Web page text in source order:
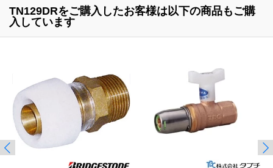
TN129DRをご購入したお客様は以下の商品もご購
入しています